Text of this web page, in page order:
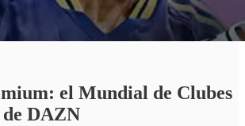
el Mundial de Clubes
de DAZN